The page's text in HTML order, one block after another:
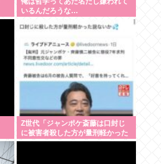
いるんだろうな…
Z世代「ジャンポケ斎藤は口封じ
に被害者殺した方が量刑軽かった
だろ 」←1万いいね❤️